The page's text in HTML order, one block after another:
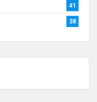
41
38